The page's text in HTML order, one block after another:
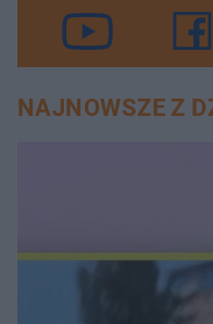
NAJNOWSZE Z